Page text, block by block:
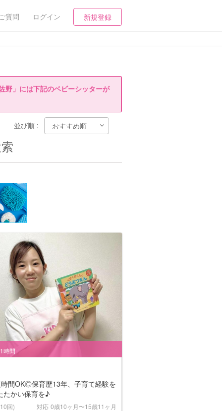
質問 ログイン 新規登録
野」には下記のベビーシッターが
並び順 :
時間
間OK◎保育歴13年、子育て経験を
たかい保育を♪
回) 対応 0歳10ヶ月〜15歳11ヶ月